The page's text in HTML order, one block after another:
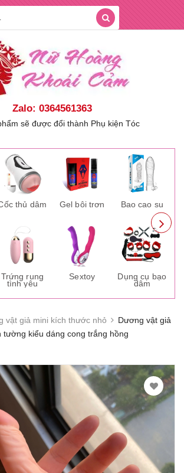
Zalo: 0364561363
sẽ được đổi thành Phụ kiện Tóc
thủ dâm
Trứng rung
tình yêu
Gel bôi trơn
Sextoy
Bao cao su
Dụng cụ bạo
dâm
vật giả mini kích thước nhỏ
Dương vật giả
tường kiểu dáng cong trắng hồng